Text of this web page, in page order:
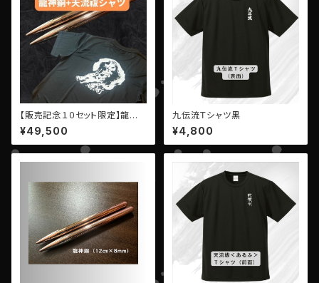
【販売記念１０セット限定】龍神
銅を購入された方へ「天流祓Ｔ
シャツ」プレゼント！
¥49,500
九伝流Ｔシャツ黒
¥4,800